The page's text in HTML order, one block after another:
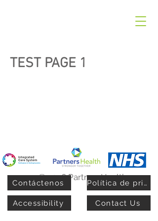
TEST PAGE 1
© 2026 PartnersHealth
Contáctenos Política de privacidad
Accessibility Contact Us